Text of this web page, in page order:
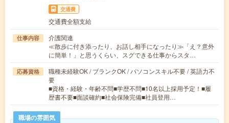
交通費
交通費全額支給
仕事内容
介護関連
≪散歩に付き添ったり、お話し相手になったり≫「え？意外
に簡単！」と思うくらい、スグできる仕事からスタ…
応募資格
職種未経験OK / ブランクOK / パソコンスキル不要 / 英語力不
要
■資格・経験・年齢不問■学歴不問■10名以上採用予定！■履
歴書不要■面談確約■社会保険完備■社員登用…
職場の雰囲気